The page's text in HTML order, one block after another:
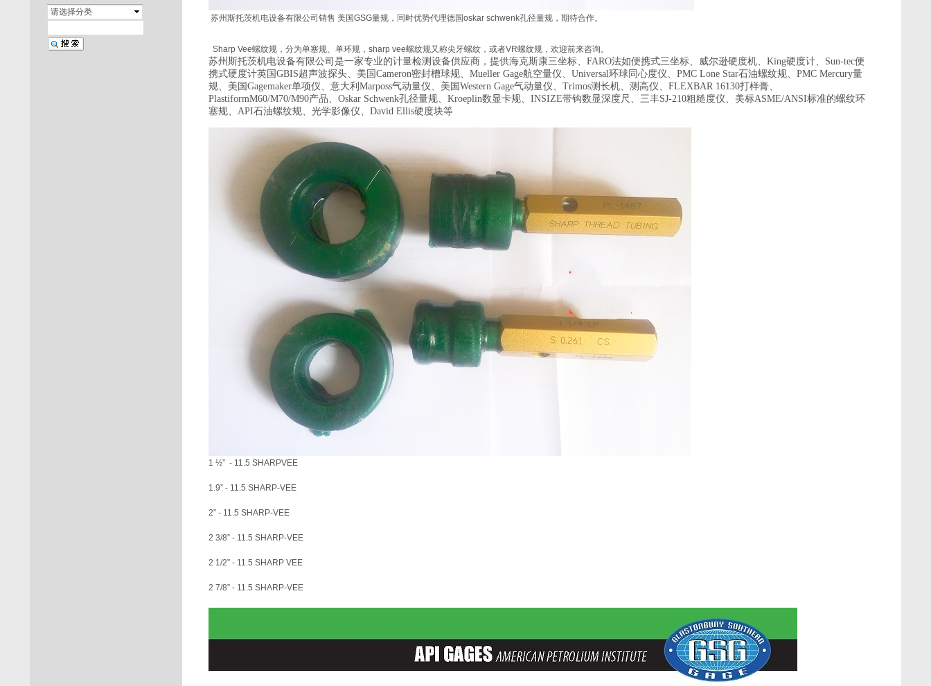
请选择分类
苏州斯托茨机电设备有限公司销售 美国GSG量规，同时优势代理德国oskar schwenk孔径量规，期待合作。
Sharp Vee螺纹规，分为单塞规、单环规，sharp vee螺纹规又称尖牙螺纹，或者VR螺纹规，欢迎前来咨询。
苏州斯托茨机电设备有限公司是一家专业的计量检测设备供应商，提供海克斯康三坐标、 FARO法如便携式三坐标、威尔逊硬度机、 King硬度计、 Sun-tec便
携式硬度计英国 GBIS超声波探头、美国 Cameron密封槽球规、 Mueller Gage航空量仪、 Universal环球同心度仪、 PMC Lone Star石油螺纹规、 PMC Mercury量
规、美国 Gagemaker单项仪、意大利 Marposs气动量仪、美国 Western Gage气动量仪、 Trimos测长机、测高仪、 FLEXBAR 16130打样膏、
PlastiformM60/M70/M90产品、 Oskar Schwenk孔径量规、 Kroeplin数显卡规、 INSIZE带钩数显深度尺、三丰SJ-210粗糙度仪、美标ASME/ANSI标准的螺纹环
塞规、 API石油螺纹规、光学影像仪、 David Ellis硬度块等
1 ½” - 11.5 SHARPVEE
1.9” - 11.5 SHARP-VEE
2” - 11.5 SHARP-VEE
2 3/8” - 11.5 SHARP-VEE
2 1/2” - 11.5 SHARP VEE
2 7/8” - 11.5 SHARP-VEE